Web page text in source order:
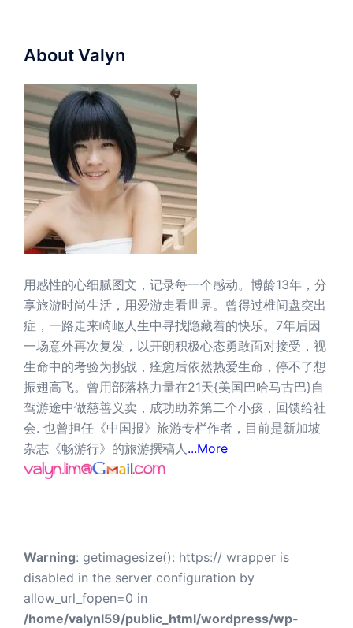
About Valyn
用感性的心细腻图文，记录每一个感动。博龄13年，分
享旅游时尚生活，用爱游走看世界。曾得过椎间盘突出
症，一路走来崎岖人生中寻找隐藏着的快乐。7年后因
一场意外再次复发，以开朗积极心态勇敢面对接受，视
生命中的考验为挑战，痊愈后依然热爱生命，停不了想
振翅高飞。曾用部落格力量在21天{美国巴哈马古巴}自
驾游途中做慈善义卖，成功助养第二个小孩，回馈给社
会. 也曾担任《中国报》旅游专栏作者，目前是新加坡
杂志《畅游行》的旅游撰稿人 ...More
Warning: getimagesize(): https:// wrapper is
disabled in the server configuration by
allow_url_fopen=0 in
/home/valynl59/public_html/wordpress/wp-